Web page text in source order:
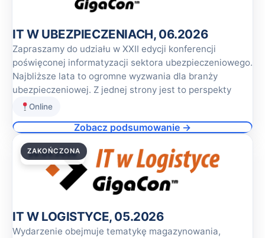
IT W UBEZPIECZENIACH, 06.2026
Zapraszamy do udziału w XXII edycji konferencji
poświęconej informatyzacji sektora ubezpieczeniowego.
Najbliższe lata to ogromne wyzwania dla branży
ubezpieczeniowej. Z jednej strony jest to perspekty
Online
Zobacz podsumowanie →
28.05.2026
ZAKOŃCZONA
IT W LOGISTYCE, 05.2026
Wydarzenie obejmuje tematykę magazynowania,